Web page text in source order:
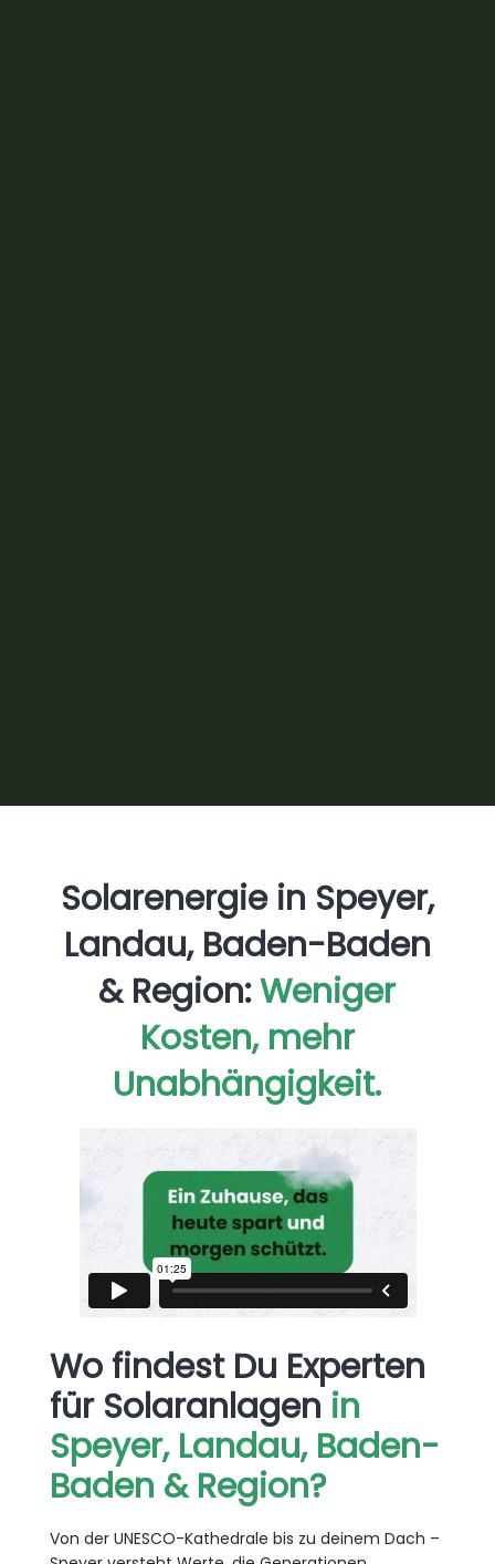
Solarenergie in Speyer,
Landau, Baden-Baden
& Region:Weniger
Kosten, mehr
Unabhängigkeit.
Wo findest Du Experten
für Solaranlagen in
Speyer, Landau, Baden-
Baden & Region?
Von der UNESCO-Kathedrale bis zu deinem Dach –